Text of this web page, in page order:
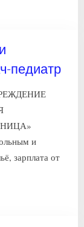
педиатр
и
зарплата от